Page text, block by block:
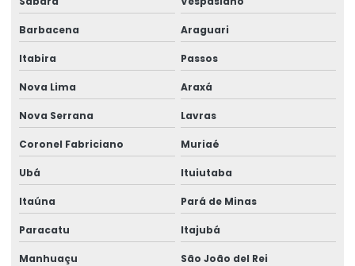
Manutenção preventiva de talha elétrica em sc
Manutenção preventiva de talha elétrica em sp
Manutenção preventiva em talhas elétricas
Modernização de ponte rolante
Montagem de barramento blindado
Montagem de caminho de rolamento
Montagem e desmontagem de ponte rolante
Barbacena Araguari
Itabira Passos
Nova Lima Araxá
Nova Serrana Lavras
Coronel Fabriciano Muriaé
Ubá Ituiutaba
Itaúna Pará de Minas
Paracatu Itajubá
Manhuaçu São João del Rei